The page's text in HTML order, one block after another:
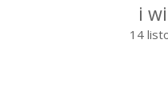
i
14